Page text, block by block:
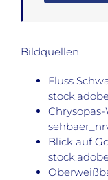
Bildquellen
Fluss
Blick auf